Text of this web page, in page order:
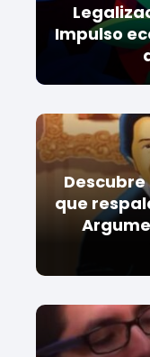
Impulso
que